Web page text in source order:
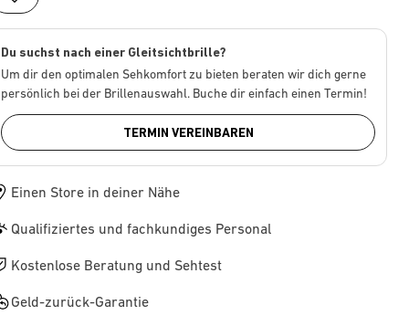
Du suchst nach einer Gleitsichtbrille?
Um dir den optimalen Sehkomfort zu bieten beraten wir dich gerne
persönlich bei der Brillenauswahl. Buche dir einfach einen Termin!
TERMIN VEREINBAREN
Einen Store in deiner Nähe
Qualifiziertes und fachkundiges Personal
Kostenlose Beratung und Sehtest
Geld-zurück-Garantie